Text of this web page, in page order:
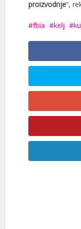
proizvodnje“,
fbia kelj